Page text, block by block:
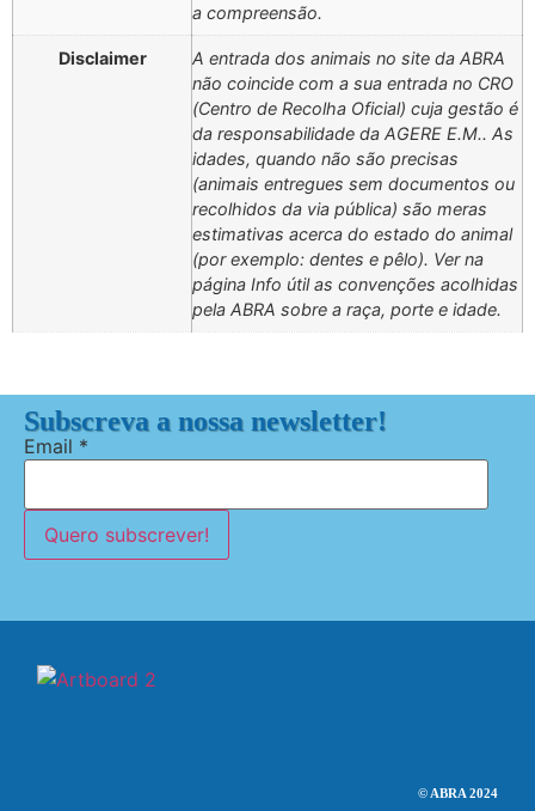
a compreensão.
Disclaimer
A entrada dos animais no site da ABRA
não coincide com a sua entrada no CRO
(Centro de Recolha Oficial) cuja gestão é
da responsabilidade da AGERE E.M.. As
idades, quando não são precisas
(animais entregues sem documentos ou
recolhidos da via pública) são meras
estimativas acerca do estado do animal
(por exemplo: dentes e pêlo). Ver na
página Info útil as convenções acolhidas
pela ABRA sobre a raça, porte e idade.
Subscreva a nossa newsletter!
Email *
Quero subscrever!
© ABRA 2024